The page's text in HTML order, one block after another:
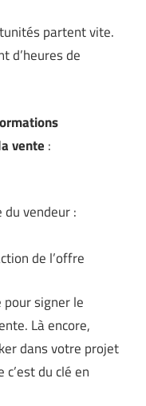
partent vite.
d’heures de
vente :
vendeur :
de l’offre
pour signer le
Là encore,
dans votre projet
du clé en